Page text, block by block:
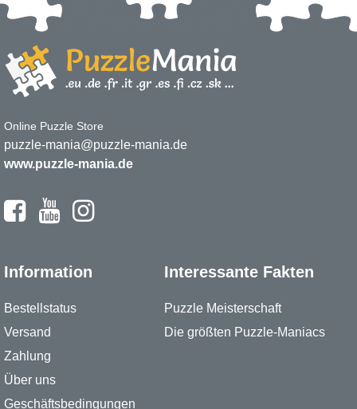
Online Puzzle Store
puzzle-mania@puzzle-mania.de
www.puzzle-mania.de
Information
Bestellstatus
Versand
Zahlung
Über uns
Geschäftsbedingungen
Interessante Fakten
Puzzle Meisterschaft
Die größten Puzzle-Maniacs